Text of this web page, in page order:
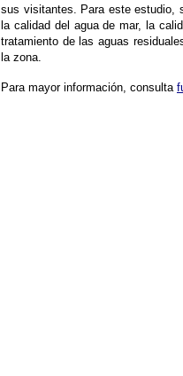
sus visitantes. Para este estudio,
la calidad del agua de mar, la
tratamiento de las aguas
la zona.
Para mayor información, consulta